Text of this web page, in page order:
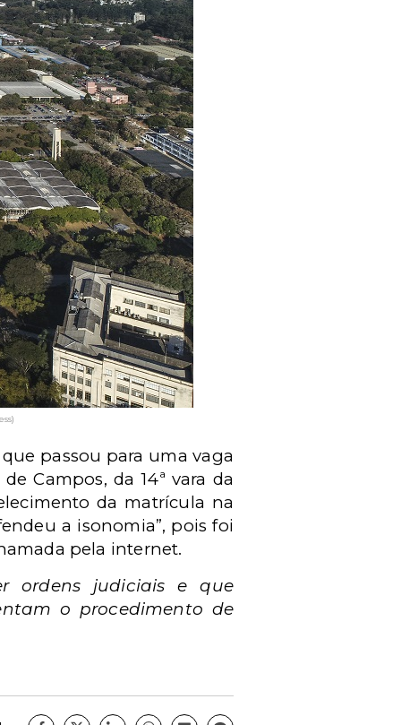
passou para uma vaga
Campos, da 14ª vara da
da matrícula na
a isonomia”, pois foi
pela internet.
ordens judiciais e que
o procedimento de